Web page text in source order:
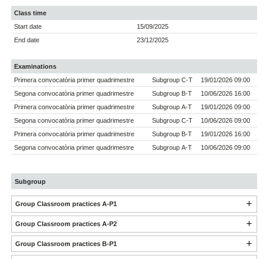
Class time
Start date
15/09/2025
End date
23/12/2025
Examinations
Primera convocatòria primer quadrimestre
Subgroup C-T
19/01/2026 09:00
Segona convocatòria primer quadrimestre
Subgroup B-T
10/06/2026 16:00
Primera convocatòria primer quadrimestre
Subgroup A-T
19/01/2026 09:00
Segona convocatòria primer quadrimestre
Subgroup C-T
10/06/2026 09:00
Primera convocatòria primer quadrimestre
Subgroup B-T
19/01/2026 16:00
Segona convocatòria primer quadrimestre
Subgroup A-T 10/06/2026 09:00
Subgroup
Group Classroom practices A-P1
Group Classroom practices A-P2
Group Classroom practices B-P1